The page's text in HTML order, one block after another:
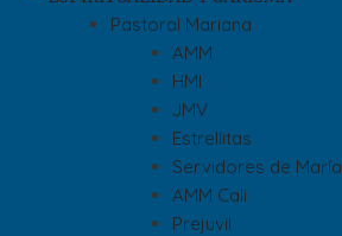
Pastoral Mariana
AMM
HMI
JMV
Estrellitas
Servidores de María
AMM Cali
Prejuvil